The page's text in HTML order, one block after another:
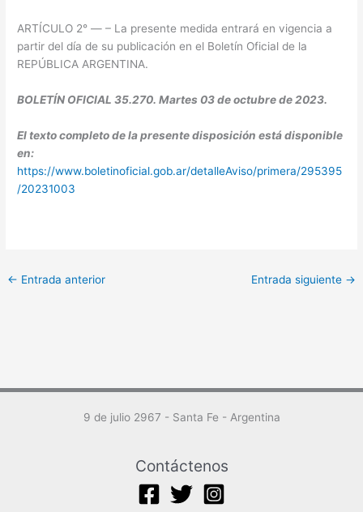
ARTÍCULO 2° — – La presente medida entrará en vigencia a
partir del día de su publicación en el Boletín Oficial de la
REPÚBLICA ARGENTINA.
BOLETÍN OFICIAL 35.270. Martes 03 de octubre de 2023.
El texto completo de la presente disposición está disponible
en:
https://www.boletinoficial.gob.ar/detalleAviso/primera/295395
/20231003
← Entrada anterior Entrada siguiente →
9 de julio 2967 - Santa Fe - Argentina
Contáctenos